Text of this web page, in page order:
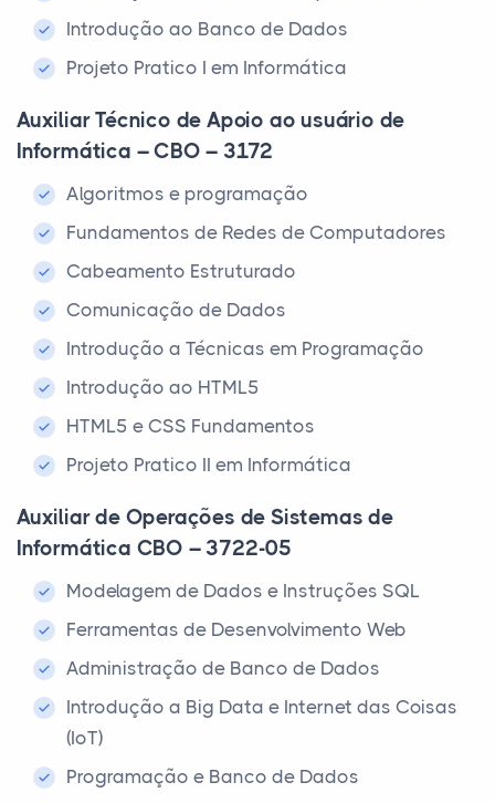
Introdução ao Banco de Dados
Projeto Pratico I em Informática
Auxiliar Técnico de Apoio ao usuário de
Informática – CBO – 3172
Algoritmos e programação
Fundamentos de Redes de Computadores
Cabeamento Estruturado
Comunicação de Dados
Introdução a Técnicas em Programação
Introdução ao HTML5
HTML5 e CSS Fundamentos
Projeto Pratico II em Informática
Auxiliar de Operações de Sistemas de
Informática CBO – 3722-05
Modelagem de Dados e Instruções SQL
Ferramentas de Desenvolvimento Web
Administração de Banco de Dados
Introdução a Big Data e Internet das Coisas
(IoT)
Programação e Banco de Dados